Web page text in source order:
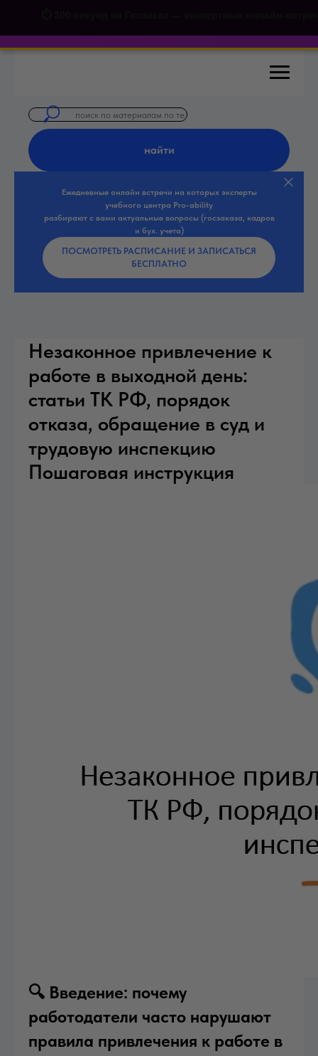
найти
Ежедневные онлайн встречи на которых эксперты
учебного центра Pro-ability
разбирают с вами актуальные вопросы (госзаказа, кадров
и бух. учета)
ПОСМОТРЕТЬ РАСПИСАНИЕ И ЗАПИСАТЬСЯ
БЕСПЛАТНО
Незаконное привлечение к
работе в выходной день:
статьи ТК РФ, порядок
отказа, обращение в суд и
трудовую инспекцию
Пошаговая инструкция
🔍 Введение: почему
работодатели часто нарушают
правила привлечения к работе в